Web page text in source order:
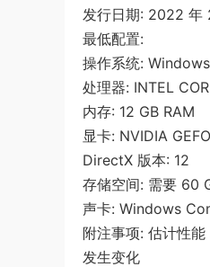
发行日期: 2022 年
最低配置:
操作系统:
处理器: INTEL
内存: 12 GB RAM
显卡: NVIDIA
DirectX 版本: 12
存储空间: 需要 60
声卡: Windows
附注事项: 估计性
发生变化